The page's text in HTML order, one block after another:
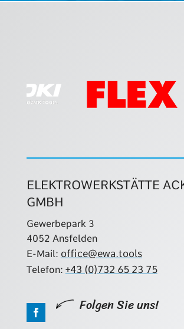
ELEKTROWERKSTÄTTE
GMBH
Gewerbepark 3
4052 Ansfelden
E-Mail: office@ewa.tools
Telefon: +43 (0)732 65 23 75
Folgen Sie uns!